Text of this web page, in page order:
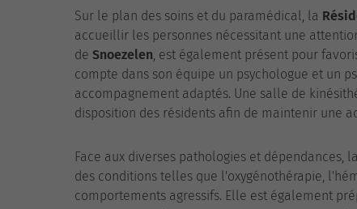
Sur le plan des soins et du paramédical, la
accueillir les personnes nécessitant une
de Snoezelen, est également présent pour
compte dans son équipe un psychologue et un
accompagnement adaptés. Une salle de
disposition des résidents afin de maintenir une
Face aux diverses pathologies et dépendances, la
des conditions telles que l'oxygénothérapie,
comportements agressifs. Elle est également